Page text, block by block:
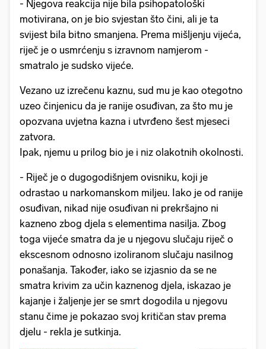
- Njegova reakcija nije bila psihopatološki
motivirana, on je bio svjestan što čini, ali je ta
svijest bila bitno smanjena. Prema mišljenju vijeća,
riječ je o usmrćenju s izravnom namjerom -
smatralo je sudsko vijeće.
Vezano uz izrečenu kaznu, sud mu je kao otegotno
uzeo činjenicu da je ranije osuđivan, za što mu je
opozvana uvjetna kazna i utvrđeno šest mjeseci
zatvora.
Ipak, njemu u prilog bio je i niz olakotnih okolnosti.
- Riječ je o dugogodišnjem ovisniku, koji je
odrastao u narkomanskom miljeu. Iako je od ranije
osuđivan, nikad nije osuđivan ni prekršajno ni
kazneno zbog djela s elementima nasilja. Zbog
toga vijeće smatra da je u njegovu slučaju riječ o
ekscesnom odnosno izoliranom slučaju nasilnog
ponašanja. Također, iako se izjasnio da se ne
smatra krivim za učin kaznenog djela, iskazao je
kajanje i žaljenje jer se smrt dogodila u njegovu
stanu čime je pokazao svoj kritičan stav prema
djelu - rekla je sutkinja.